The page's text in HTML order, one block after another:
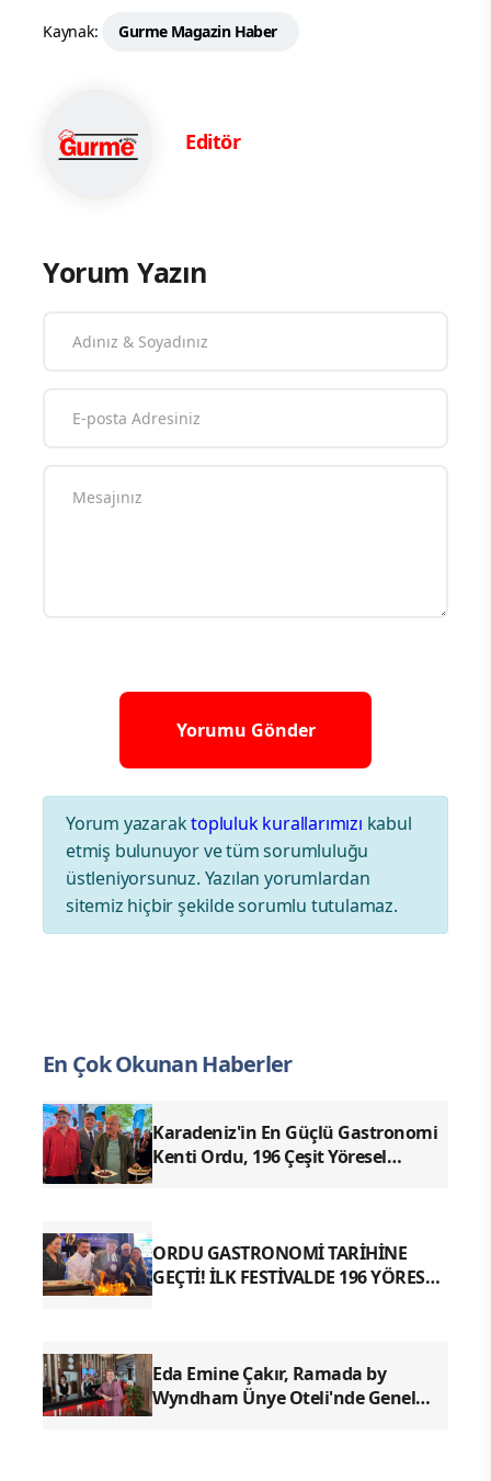
Kaynak: Gurme Magazin Haber
Editör
Yorum Yazın
Yorum yazaraktopluluk kurallarımızı kabul
etmiş bulunuyor ve tüm sorumluluğu
üstleniyorsunuz. Yazılan yorumlardan
sitemiz hiçbir şekilde sorumlu tutulamaz.
En Çok Okunan Haberler
Karadeniz'in En Güçlü Gastronomi
Kenti Ordu, 196 Çeşit Yöresel
ORDU GASTRONOMİ TARİHİNE
GEÇTİ! İLK FESTİVALDE 196 YÖRESEL
Eda Emine Çakır, Ramada by
Wyndham Ünye Oteli'nde Genel